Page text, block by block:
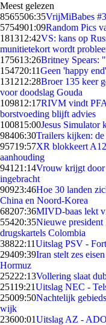
Meest gelezen
8565506:35VrijMiBabes
5754901:09Random Pics
181312:42VS: kans op
munitietekort wordt
175613:26Britney Spears:
154720:11Geen 'happy
131212:28Broer 135 keer
voor doodslag Gouda
109812:17RIVM vindt
borstvoeding blijft advies
100815:00Jesus Simulator
98406:30Trailers kijken: de
95719:57XR blokkeert
aanhouding
941 21:14Vrouw krijgt door
ingebracht
90923:46Hoe 30 landen
China en Noord-Korea
68207:36MIVD-baas lekt
55420:35Nieuwe president
drugskartels Colombia
38822:11Uitslag PSV -
29409:39Iran stelt zes
Hormuz
25222:13Vollering slaat
25119:21Uitslag NEC -
25009:50Nachtelijk
wijk
23600:01Uitslag AZ -